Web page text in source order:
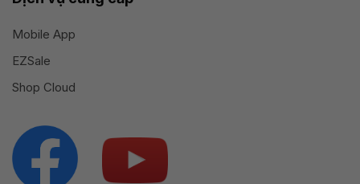
Mobile App
EZSale
Shop Cloud